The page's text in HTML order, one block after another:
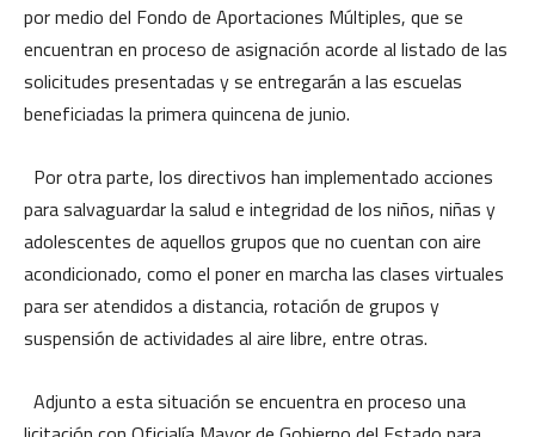
por medio del Fondo de Aportaciones Múltiples, que se
encuentran en proceso de asignación acorde al listado de las
solicitudes presentadas y se entregarán a las escuelas
beneficiadas la primera quincena de junio.
Por otra parte, los directivos han implementado acciones
para salvaguardar la salud e integridad de los niños, niñas y
adolescentes de aquellos grupos que no cuentan con aire
acondicionado, como el poner en marcha las clases virtuales
para ser atendidos a distancia, rotación de grupos y
suspensión de actividades al aire libre, entre otras.
Adjunto a esta situación se encuentra en proceso una